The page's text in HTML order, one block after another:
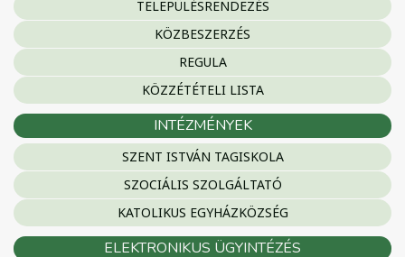
TELEPÜLÉSRENDEZÉS
KÖZBESZERZÉS
REGULA
KÖZZÉTÉTELI LISTA
INTÉZMÉNYEK
SZENT ISTVÁN TAGISKOLA
SZOCIÁLIS SZOLGÁLTATÓ
KATOLIKUS EGYHÁZKÖZSÉG
ELEKTRONIKUS ÜGYINTÉZÉS